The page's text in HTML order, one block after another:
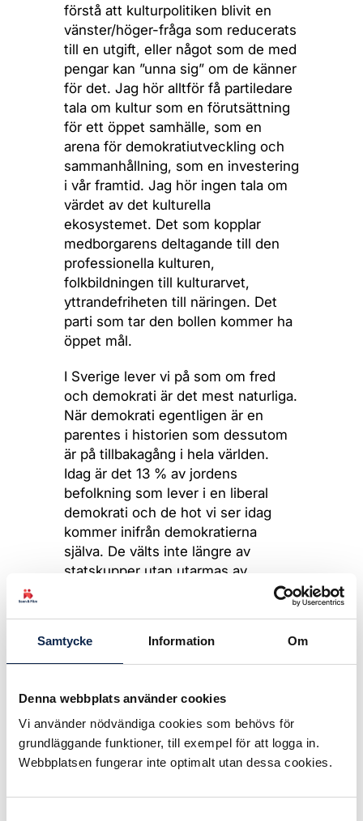
Samtycke Information Om
Denna webbplats använder cookies
Vi använder nödvändiga cookies som behövs för
grundläggande funktioner, till exempel för att logga in.
Webbplatsen fungerar inte optimalt utan dessa cookies.
förstå att kulturpolitiken blivit en
vänster/höger-fråga som reducerats
till en utgift, eller något som de med
pengar kan ”unna sig” om de känner
för det. Jag hör alltför få partiledare
tala om kultur som en förutsättning
för ett öppet samhälle, som en
arena för demokratiutveckling och
sammanhållning, som en investering
i vår framtid. Jag hör ingen tala om
värdet av det kulturella
ekosystemet. Det som kopplar
medborgarens deltagande till den
professionella kulturen,
folkbildningen till kulturarvet,
yttrandefriheten till näringen. Det
parti som tar den bollen kommer ha
öppet mål.
I Sverige lever vi på som om fred
och demokrati är det mest naturliga.
När demokrati egentligen är en
parentes i historien som dessutom
är på tillbakagång i hela världen.
Idag är det 13 % av jordens
befolkning som lever i en liberal
demokrati och de hot vi ser idag
kommer inifrån demokratierna
själva. De välts inte längre av
statskupper utan utarmas av
media, och tar kontroll över kultur
och utbildning. Sverige är
goda förutsättningar, men, för att
citera Bob Hund – även Sverige
ligger i rymden.
om kulturpolitiken. Igen. När den